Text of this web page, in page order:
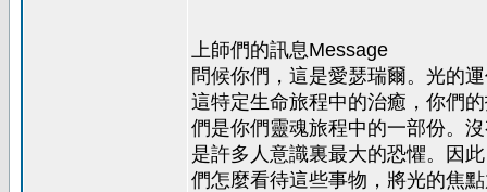
上師們的訊息Message
問候你們，這是愛瑟瑞爾。光的
這特定生命旅程中的治癒，你們
們是你們靈魂旅程中的一部份。
是許多人意識裏最大的恐懼。因
們怎麼看待這些事物，將光的焦